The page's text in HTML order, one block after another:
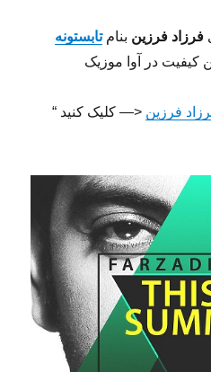
فرزاد فرزین بنامتابستونه
کیفیت در آوا موزیک
فرزین <— کلیک کنید “